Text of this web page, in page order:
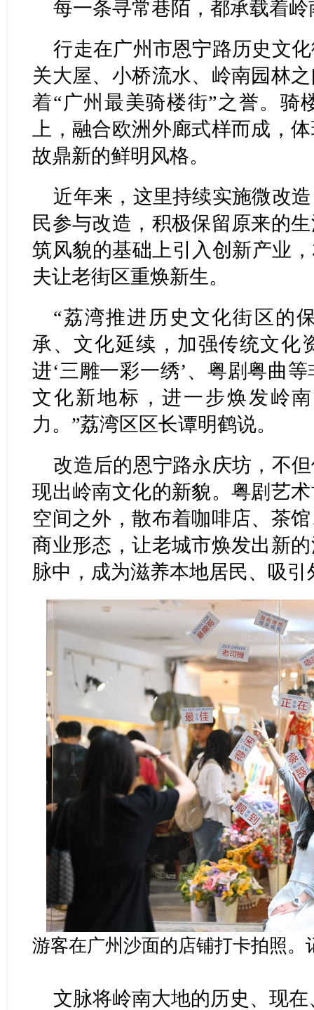
每一条寻常巷陌，都承载着
行走在广州市恩宁路历史文
关大屋、小桥流水、岭南园林
着“广州最美骑楼街”之誉。骑
上，融合欧洲外廊式样而成，
故鼎新的鲜明风格。
近年来，这里持续实施微改
民参与改造，积极保留原来的
筑风貌的基础上引入创新产业
夫让老街区重焕新生。
“荔湾推进历史文化街区的
承、文化延续，加强传统文化
进‘三雕一彩一绣’、粤剧粤曲
文化新地标，进一步焕发岭
力。”荔湾区区长谭明鹤说。
改造后的恩宁路永庆坊，不
现出岭南文化的新貌。粤剧艺
空间之外，散布着咖啡店、茶
商业形态，让老城市焕发出新
脉中，成为滋养本地居民、吸
游客在广州沙面的店铺打卡拍照。
文脉将岭南大地的历史、现